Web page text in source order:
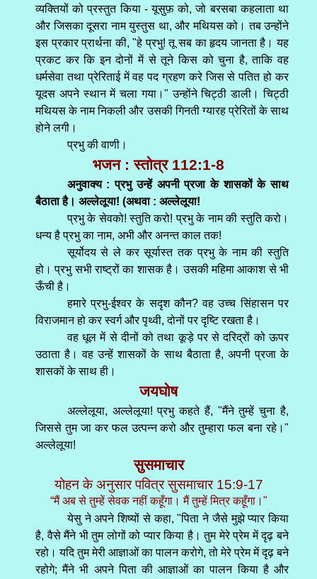
व्यक्तियों को प्रस्तुत किया - यूसुफ़ को, जो बरसबा कहलाता था
और जिसका दूसरा नाम युस्तुस था, और मथियस को। तब उन्होंने
इस प्रकार प्रार्थना की, "हे प्रभु! तू सब का हृदय जानता है। यह
प्रकट कर कि इन दोनों में से तूने किस को चुना है, ताकि वह
धर्मसेवा तथा प्रेरिताई में वह पद ग्रहण करे जिस से पतित हो कर
यूदस अपने स्थान में चला गया।" उन्होंने चिट्ठी डाली। चिट्ठी
मथियस के नाम निकली और उसकी गिनती ग्यारह प्रेरितों के साथ
होने लगी।
प्रभु की वाणी।
भजन : स्तोत्र 112:1-8
अनुवाक्य : प्रभु उन्हें अपनी प्रजा के शासकों के साथ
बैठाता है। अल्लेलूया! (अथवा : अल्लेलूया!
प्रभु के सेवको! स्तुति करो! प्रभु के नाम की स्तुति करो।
धन्य है प्रभु का नाम, अभी और अनन्त काल तक!
सूर्योदय से ले कर सूर्यास्त तक प्रभु के नाम की स्तुति
हो। प्रभु सभी राष्ट्रों का शासक है। उसकी महिमा आकाश से भी
ऊँची है।
हमारे प्रभु-ईश्वर के सदृश कौन? वह उच्च सिंहासन पर
विराजमान हो कर स्वर्ग और पृथ्वी, दोनों पर दृष्टि रखता है।
वह धूल में से दीनों को तथा कूड़े पर से दरिद्रों को ऊपर
उठाता है। वह उन्हें शासकों के साथ बैठाता है, अपनी प्रजा के
शासकों के साथ ही।
जयघोष
अल्लेलूया, अल्लेलूया! प्रभु कहते हैं, "मैंने तुम्हें चुना है,
जिससे तुम जा कर फल उत्पन्न करो और तुम्हारा फल बना रहे।"
अल्लेलूया!
सुसमाचार
योहन के अनुसार पवित्र सुसमाचार 15:9-17
“मैं अब से तुम्हें सेवक नहीं कहूँगा। मैं तुम्हें मित्र कहूँगा।"
येसु ने अपने शिष्यों से कहा, "पिता ने जैसे मुझे प्यार किया
है, वैसे मैंने भी तुम लोगों को प्यार किया है। तुम मेरे प्रेम में दृढ़ बने
रहो। यदि तुम मेरी आज्ञाओं का पालन करोगे, तो मेरे प्रेम में दृढ़ बने
रहोगे; मैंने भी अपने पिता की आज्ञाओं का पालन किया है और